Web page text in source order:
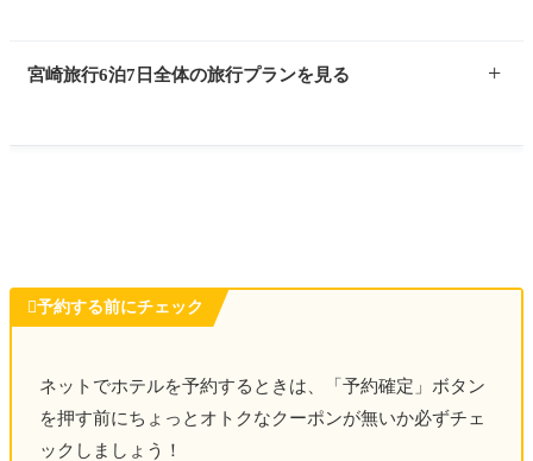
宮崎旅行6泊7日全体の旅行プランを見る
飛行機で羽田→宮崎へ移動
そば・焼酎 寄人（よっと）
予約する前にチェック
ネットでホテルを予約するときは、「予約確定」ボタン
を押す前にちょっとオトクなクーポンが無いか必ずチェ
ックしましょう！